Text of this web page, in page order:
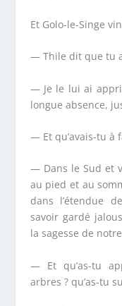
Et Golo-le-Singe
— Thile dit que tu
— Je le lui ai
longue absence,
— Et qu’avais-tu à
— Dans le Sud et
au pied et au
dans l’étendue
savoir gardé
la sagesse de
— Et qu’as-tu
arbres ? qu’as-tu